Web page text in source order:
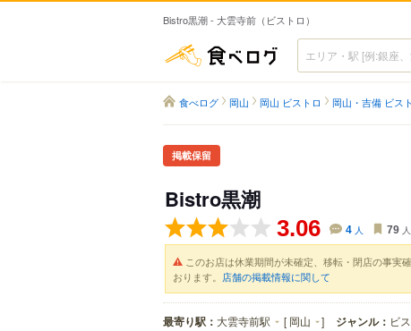
Bistro黒潮 - 大雲寺前（ビストロ）
食べログ
食べログ 岡山 岡山 ビストロ 岡山・吉備 ビス
掲載保留
Bistro黒潮
3.06 4 人 79 人
このお店は休業期間が未確定、移転・閉店の事実
おります。 店舗の掲載情報に関して
最寄り駅： 大雲寺前駅 [ 岡山 ] ジャンル： ビ